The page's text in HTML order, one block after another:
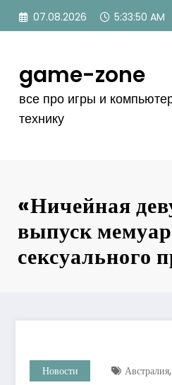
Перейти
07.08.2026 5:33:51 AM
game-zone
все про игры и
технику
«Ничейная
выпуск
сексуального
Новости Австралия,